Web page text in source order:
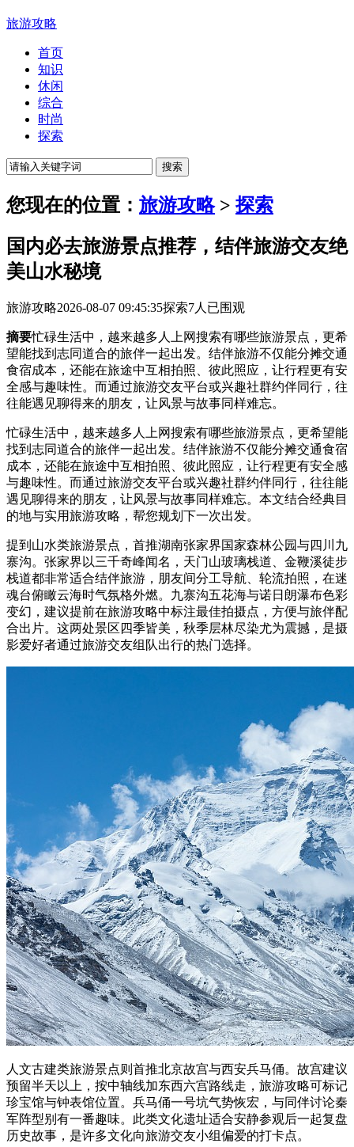
旅游攻略
首页
知识
休闲
综合
时尚
探索
您现在的位置： 旅游攻略> 探索
国内必去旅游景点推荐，结伴旅游交友绝
美山水秘境
旅游攻略2026-08-07 09:45:35探索7人已围观
摘要忙碌生活中，越来越多人上网搜索有哪些旅游景点，更希
望能找到志同道合的旅伴一起出发。结伴旅游不仅能分摊交通
食宿成本，还能在旅途中互相拍照、彼此照应，让行程更有安
全感与趣味性。而通过旅游交友平台或兴趣社群约伴同行，往
往能遇见聊得来的朋友，让风景与故事同样难忘。
忙碌生活中，越来越多人上网搜索有哪些旅游景点，更希望能
找到志同道合的旅伴一起出发。结伴旅游不仅能分摊交通食宿
成本，还能在旅途中互相拍照、彼此照应，让行程更有安全感
与趣味性。而通过旅游交友平台或兴趣社群约伴同行，往往能
遇见聊得来的朋友，让风景与故事同样难忘。本文结合经典目
的地与实用旅游攻略，帮您规划下一次出发。
提到山水类旅游景点，首推湖南张家界国家森林公园与四川九
寨沟。张家界以三千奇峰闻名，天门山玻璃栈道、金鞭溪徒步
栈道都非常适合结伴旅游，朋友间分工导航、轮流拍照，在迷
魂台俯瞰云海时气氛格外燃。九寨沟五花海与诺日朗瀑布色彩
变幻，建议提前在旅游攻略中标注最佳拍摄点，方便与旅伴配
合出片。这两处景区四季皆美，秋季层林尽染尤为震撼，是摄
影爱好者通过旅游交友组队出行的热门选择。
人文古建类旅游景点则首推北京故宫与西安兵马俑。故宫建议
预留半天以上，按中轴线加东西六宫路线走，旅游攻略可标记
珍宝馆与钟表馆位置。兵马俑一号坑气势恢宏，与同伴讨论秦
军阵型别有一番趣味。此类文化遗址适合安静参观后一起复盘
历史故事，是许多文化向旅游交友小组偏爱的打卡点。